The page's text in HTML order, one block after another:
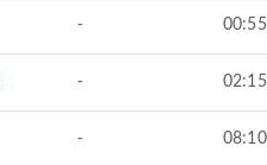
- 00:55
- 02:15
- 08:10